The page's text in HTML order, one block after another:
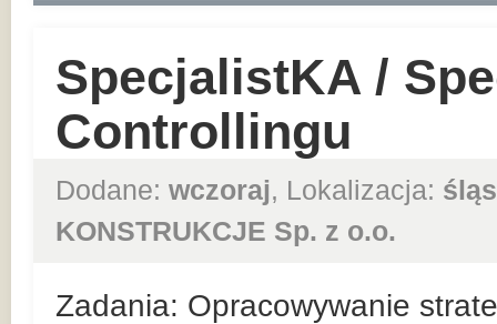
SpecjalistKA /
Controllingu
Dodane: wczoraj, Lokalizacja:
KONSTRUKCJE Sp. z o.o.
Zadania: Opracowywanie